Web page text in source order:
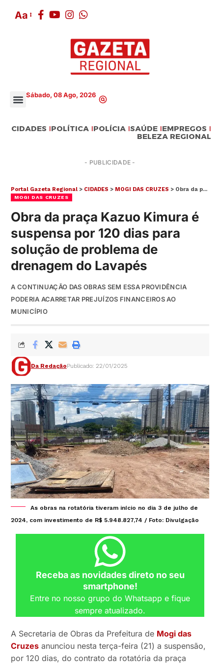
Aa
Sábado, 08 Ago, 2026
CIDADES POLÍTICA POLÍCIA SAÚDE EMPREGOS
BELEZA REGIONAL
- PUBLICIDADE -
Portal Gazeta Regional > CIDADES > MOGI DAS CRUZES > Obra da praça Kazuo Kimura é suspensa por 120 dias para solução de problema de drenagem do Lavapés
MOGI DAS CRUZES
Obra da praça Kazuo Kimura é
suspensa por 120 dias para
solução de problema de
drenagem do Lavapés
A CONTINUAÇÃO DAS OBRAS SEM ESSA PROVIDÊNCIA
PODERIA ACARRETAR PREJUÍZOS FINANCEIROS AO
MUNICÍPIO
Da RedaçãoPublicado: 22/01/2025
As obras na rotatória tiveram início no dia 3 de julho de
2024, com investimento de R$ 5.948.827,74 / Foto: Divulgação
Receba as novidades direto no seu
smartphone!
Entre no nosso grupo do Whatsapp e fique
sempre atualizado.
A Secretaria de Obras da Prefeitura de Mogi das
Cruzes anunciou nesta terça-feira (21) a suspensão,
por 120 dias, do contrato da rotatória da praça